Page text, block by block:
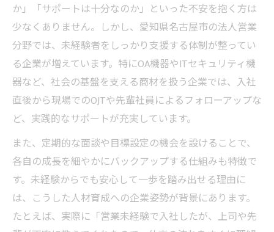
営業初心者が名古屋で注目すべきポイント
名古屋の営業求人で重視したい条件とは
営業職がやめとけと言われる本当の理由
営業職はなぜやめとけと言われるのか
未経験者が営業で直面しやすい悩みとは
営業未経験から見た仕事のリアルな課題
やめとけと感じる営業のプレッシャー事情
営業未経験者が挫折しないための対策法
未経験から営業スキルを磨くポイント
営業未経験者が身につけるべき基本スキル
法人営業で評価されるコミュニケーション
か」「サポートは十分なのか」といった不安を抱く方は
少なくありません。しかし、愛知県名古屋市の法人営業
分野では、未経験者をしっかり支援する体制が整ってい
る企業が増えています。特にOA機器やITセキュリティ機
器など、社会の基盤を支える商材を扱う企業では、入社
直後から現場でのOJTや先輩社員によるフォローアップな
ど、実践的なサポートが充実しています。
また、定期的な面談や目標設定の機会を設けることで、
各自の成長を細やかにバックアップする仕組みも特徴で
す。未経験からでも安心して一歩を踏み出せる理由に
は、こうした人材育成への企業姿勢が背景にあります。
たとえば、実際に「営業未経験で入社したが、上司や先